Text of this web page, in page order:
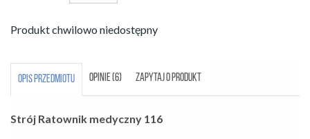
Produkt chwilowo niedostępny
OPIS PRZEDMIOTU OPINIE (6) ZAPYTAJ O PRODUKT
Strój Ratownik medyczny 116